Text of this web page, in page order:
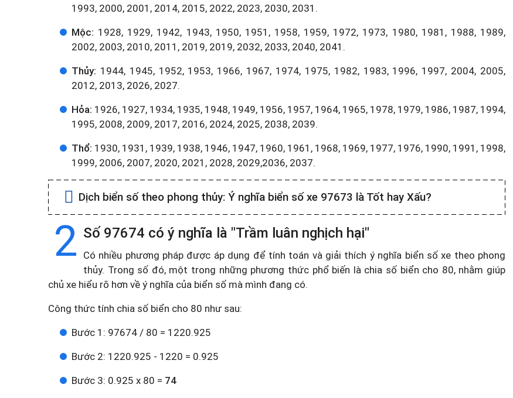
1993, 2000, 2001, 2014, 2015, 2022, 2023, 2030, 2031.
Mộc: 1928, 1929, 1942, 1943, 1950, 1951, 1958, 1959, 1972, 1973, 1980, 1981, 1988, 1989,
2002, 2003, 2010, 2011, 2019, 2019, 2032, 2033, 2040, 2041.
Thủy: 1944, 1945, 1952, 1953, 1966, 1967, 1974, 1975, 1982, 1983, 1996, 1997, 2004, 2005,
2012, 2013, 2026, 2027.
Hỏa: 1926, 1927, 1934, 1935, 1948, 1949, 1956, 1957, 1964, 1965, 1978, 1979, 1986, 1987, 1994,
1995, 2008, 2009, 2017, 2016, 2024, 2025, 2038, 2039.
Thổ: 1930, 1931, 1939, 1938, 1946, 1947, 1960, 1961, 1968, 1969, 1977, 1976, 1990, 1991, 1998,
1999, 2006, 2007, 2020, 2021, 2028, 2029,2036, 2037.
Dịch biển số theo phong thủy: Ý nghĩa biển số xe 97673 là Tốt hay Xấu?
2 Số 97674 có ý nghĩa là "Trầm luân nghịch hại"
Có nhiều phương pháp được áp dụng để tính toán và giải thích ý nghĩa biển số xe theo phong
thủy. Trong số đó, một trong những phương thức phổ biến là chia số biển cho 80, nhằm giúp
chủ xe hiểu rõ hơn về ý nghĩa của biển số mà mình đang có.
Công thức tính chia số biển cho 80 như sau:
Bước 1: 97674 / 80 = 1220.925
Bước 2: 1220.925 - 1220 = 0.925
Bước 3: 0.925 x 80 = 74